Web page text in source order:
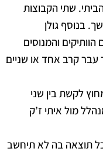
שתי הקבוצות
בנוסף גולן
והמנוסים
עבר קרב אחד או שניים
לקשת בין שני
מול איתי ז’ק
תוצאה בה לא תיחשב